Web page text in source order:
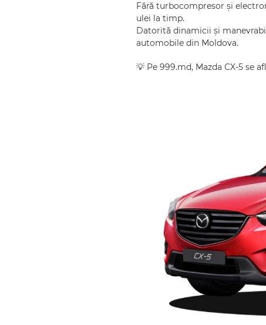
Fără turbocompresor și
ulei la timp.
Datorită dinamicii și
automobile din Moldova.
💡 Pe 999.md, Mazda CX-5 se